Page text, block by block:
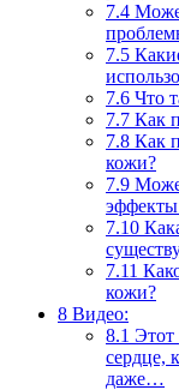
7.4
7.5
7.6 Что
7.7 Как
7.8 Как
кожи?
7.9
7.10
7.11
кожи?
8 Видео:
8.1 Этот
сердце,
даже…